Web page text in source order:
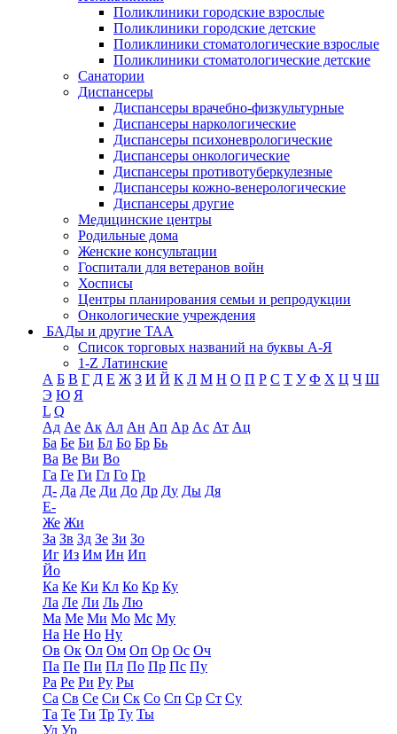
Поликлиники городские взрослые
Поликлиники городские детские
Поликлиники стоматологические взрослые
Поликлиники стоматологические детские
Санатории
Диспансеры
Диспансеры врачебно-физкультурные
Диспансеры наркологические
Диспансеры психоневрологические
Диспансеры онкологические
Диспансеры противотуберкулезные
Диспансеры кожно-венерологические
Диспансеры другие
Медицинские центры
Родильные дома
Женские консультации
Госпитали для ветеранов войн
Хосписы
Центры планирования семьи и репродукции
Онкологические учреждения
БАДы и другие ТАА
Список торговых названий на буквы А-Я
1-Z Латинские
А Б В Г Д Е Ж З И Й К Л М Н О П Р С Т У Ф Х Ц Ч Ш
Э Ю Я
L Q
Ад Ае Ак Ал Ан Ап Ар Ас Ат Ац
Ба Бе Би Бл Бо Бр Бь
Ва Ве Ви Во
Га Ге Ги Гл Го Гр
Д- Да Де Ди До Др Ду Ды Дя
Е-
Же Жи
За Зв Зд Зе Зи Зо
Иг Из Им Ин Ип
Йо
Ка Ке Ки Кл Ко Кр Ку
Ла Ле Ли Ль Лю
Ма Ме Ми Мо Мс Му
На Не Но Ну
Ов Ок Ол Ом Оп Ор Ос Оч
Па Пе Пи Пл По Пр Пс Пу
Ра Ре Ри Ру Ры
Са Св Се Си Ск Со Сп Ср Ст Су
Та Те Ти Тр Ту Ты
Ул Ур